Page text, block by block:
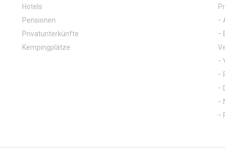
Hotels
Pensionen
Privatunterkünfte
Kempingplätze